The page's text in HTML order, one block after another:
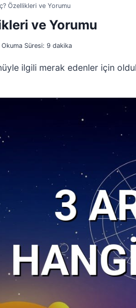
Özellikleri ve Yorumu
ve Yorumu
Okuma Süresi: 9 dakika
ilgili merak edenler için